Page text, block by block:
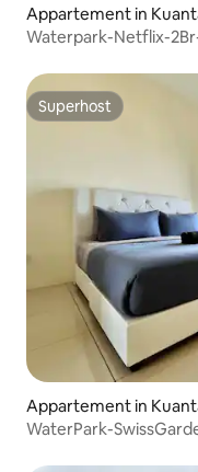
Appartement in
Waterpark-Netflix-
Superhost
Superhost
Appartement in
WaterPark-